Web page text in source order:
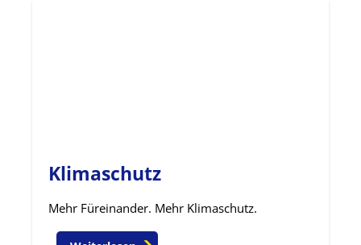
Klimaschutz
Mehr Füreinander. Mehr Klimaschutz.